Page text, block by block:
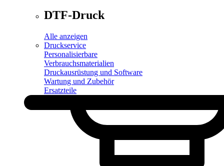
DTF-Druck
Alle anzeigen
Druckservice
Personalisierbare
Verbrauchsmaterialien
Druckausrüstung und Software
Wartung und Zubehör
Ersatzteile